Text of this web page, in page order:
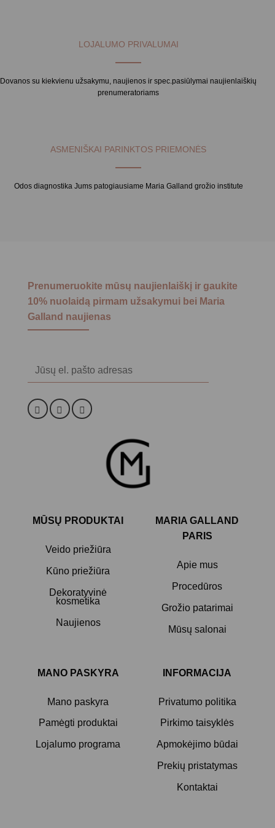
LOJALUMO PRIVALUMAI
Dovanos su kiekvienu užsakymu, naujienos ir spec.pasiūlymai naujienlaiškių
prenumeratoriams
ASMENIŠKAI PARINKTOS PRIEMONĖS
Odos diagnostika Jums patogiausiame Maria Galland grožio institute
Prenumeruokite mūsų naujienlaiškį ir gaukite
10% nuolaidą pirmam užsakymui bei Maria
Galland naujienas
MŪSŲ PRODUKTAI
Veido priežiūra
Kūno priežiūra
Dekoratyvinė
kosmetika
Naujienos
MARIA GALLAND
PARIS
Apie mus
Procedūros
Grožio patarimai
Mūsų salonai
MANO PASKYRA
Mano paskyra
Pamėgti produktai
Lojalumo programa
INFORMACIJA
Privatumo politika
Pirkimo taisyklės
Apmokėjimo būdai
Prekių pristatymas
Kontaktai